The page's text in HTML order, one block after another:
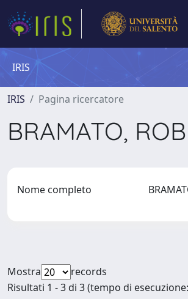
IRIS
IRIS Pagina ricercatore
BRAMATO,
Nome completo
Mostra
records
Risultati 1 - 3 di 3 (tempo di